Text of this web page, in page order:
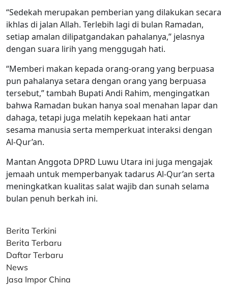
“Sedekah merupakan pemberian yang dilakukan secara
ikhlas di jalan Allah. Terlebih lagi di bulan Ramadan,
setiap amalan dilipatgandakan pahalanya,” jelasnya
dengan suara lirih yang menggugah hati.
“Memberi makan kepada orang-orang yang berpuasa
pun pahalanya setara dengan orang yang berpuasa
tersebut,” tambah Bupati Andi Rahim, mengingatkan
bahwa Ramadan bukan hanya soal menahan lapar dan
dahaga, tetapi juga melatih kepekaan hati antar
sesama manusia serta memperkuat interaksi dengan
Al-Qur’an.
Mantan Anggota DPRD Luwu Utara ini juga mengajak
jemaah untuk memperbanyak tadarus Al-Qur’an serta
meningkatkan kualitas salat wajib dan sunah selama
bulan penuh berkah ini.
Berita Terkini
Berita Terbaru
Daftar Terbaru
News
Jasa Impor China